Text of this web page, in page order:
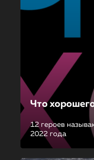
Что
12 героев
2022 года